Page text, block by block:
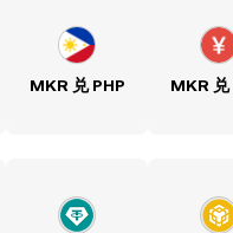
MKR 兑 PHP MKR 兑